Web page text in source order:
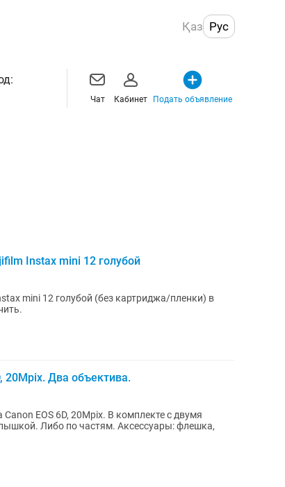
Қаз Рус
Чат Кабинет Подать объявление
Instax mini 12 голубой
mini 12 голубой (без картриджа/пленки) в
20Мpix. Два объектива.
Либо по частям. Аксессуары: флешка,